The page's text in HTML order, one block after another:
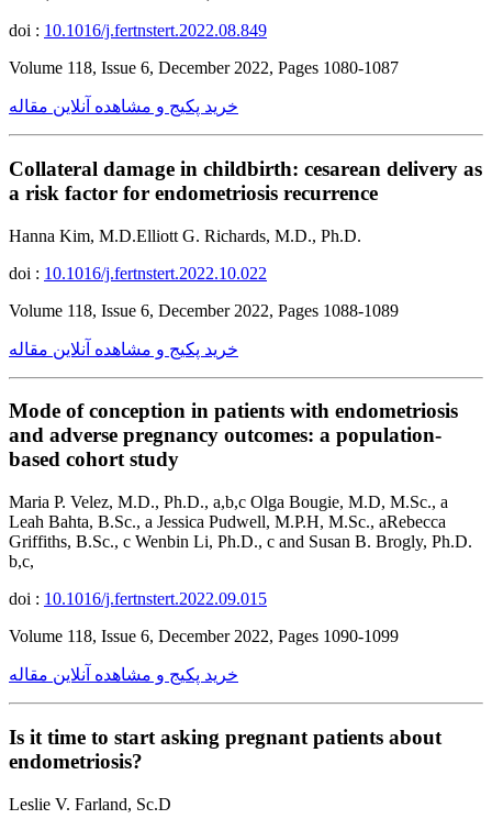
doi : 10.1016/j.fertnstert.2022.08.849
Volume 118, Issue 6, December 2022, Pages 1080-1087
خرید پکیج و مشاهده آنلاین مقاله
Collateral damage in childbirth: cesarean delivery as
a risk factor for endometriosis recurrence
Hanna Kim, M.D.Elliott G. Richards, M.D., Ph.D.
doi : 10.1016/j.fertnstert.2022.10.022
Volume 118, Issue 6, December 2022, Pages 1088-1089
خرید پکیج و مشاهده آنلاین مقاله
Mode of conception in patients with endometriosis
and adverse pregnancy outcomes: a population-
based cohort study
Maria P. Velez, M.D., Ph.D., a,b,c Olga Bougie, M.D, M.Sc., a
Leah Bahta, B.Sc., a Jessica Pudwell, M.P.H, M.Sc., aRebecca
Griffiths, B.Sc., c Wenbin Li, Ph.D., c and Susan B. Brogly, Ph.D.
b,c,
doi : 10.1016/j.fertnstert.2022.09.015
Volume 118, Issue 6, December 2022, Pages 1090-1099
خرید پکیج و مشاهده آنلاین مقاله
Is it time to start asking pregnant patients about
endometriosis?
Leslie V. Farland, Sc.D